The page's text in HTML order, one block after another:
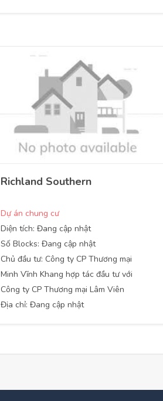
Richland Southern
Dự án chung cư
Diện tích: Đang cập nhật
Số Blocks: Đang cập nhật
Chủ đầu tư: Công ty CP Thương mại
Minh Vĩnh Khang hợp tác đầu tư với
Công ty CP Thương mại Lâm Viên
Địa chỉ: Đang cập nhật